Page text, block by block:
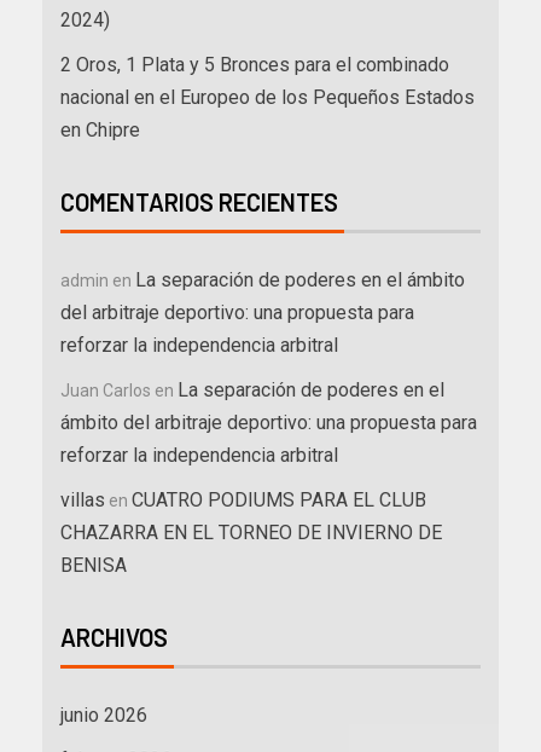
2024)
2 Oros, 1 Plata y 5 Bronces para el combinado
nacional en el Europeo de los Pequeños Estados
en Chipre
COMENTARIOS RECIENTES
admin en La separación de poderes en el ámbito
del arbitraje deportivo: una propuesta para
reforzar la independencia arbitral
Juan Carlos en La separación de poderes en el
ámbito del arbitraje deportivo: una propuesta para
reforzar la independencia arbitral
villas en CUATRO PODIUMS PARA EL CLUB
CHAZARRA EN EL TORNEO DE INVIERNO DE
BENISA
ARCHIVOS
junio 2026